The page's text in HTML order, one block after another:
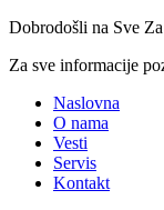
Dobrodošli na Sve
Za sve informacije
Naslovna
O nama
Vesti
Servis
Kontakt